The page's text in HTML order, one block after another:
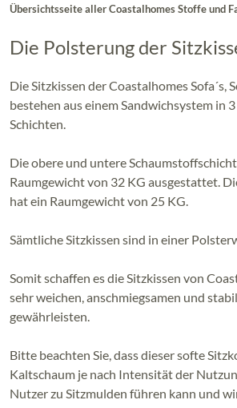
Übersichtsseite aller Coastalhomes Stoffe und
Die Polsterung der
Die Sitzkissen der Coastalhomes Sofa´s,
bestehen aus einem Sandwichsystem in
Schichten.
Die obere und untere
Raumgewicht von 32 KG ausgestattet.
hat ein Raumgewicht von 25 KG.
Sämtliche Sitzkissen sind in einer
Somit schaffen es die Sitzkissen von
sehr weichen, anschmiegsamen und
gewährleisten.
Bitte beachten Sie, dass dieser softe
Kaltschaum je nach Intensität der
Nutzer zu Sitzmulden führen kann und